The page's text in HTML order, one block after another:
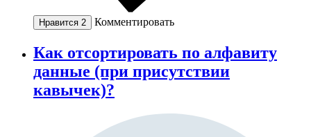
Нравится 2 Комментировать
Как отсортировать по алфавиту
данные (при присутствии
кавычек)?